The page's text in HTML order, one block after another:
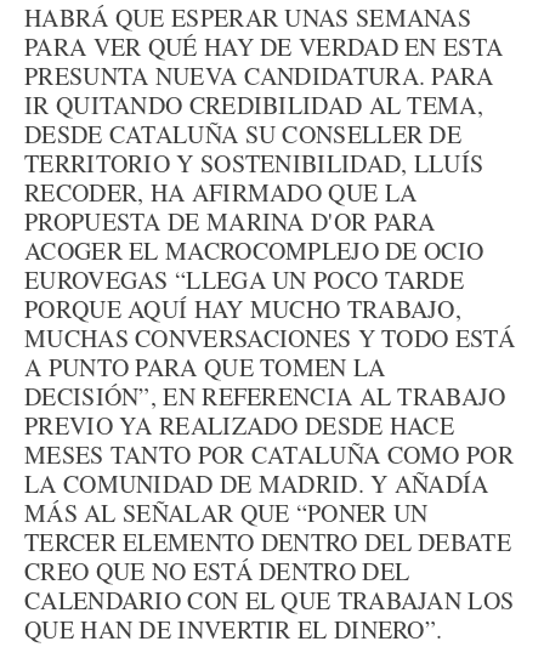
HABRÁ QUE ESPERAR UNAS SEMANAS
PARA VER QUÉ HAY DE VERDAD EN ESTA
PRESUNTA NUEVA CANDIDATURA. PARA
IR QUITANDO CREDIBILIDAD AL TEMA,
DESDE CATALUÑA SU CONSELLER DE
TERRITORIO Y SOSTENIBILIDAD, LLUÍS
RECODER, HA AFIRMADO QUE LA
PROPUESTA DE MARINA D'OR PARA
ACOGER EL MACROCOMPLEJO DE OCIO
EUROVEGAS “LLEGA UN POCO TARDE
PORQUE AQUÍ HAY MUCHO TRABAJO,
MUCHAS CONVERSACIONES Y TODO ESTÁ
A PUNTO PARA QUE TOMEN LA
DECISIÓN”, EN REFERENCIA AL TRABAJO
PREVIO YA REALIZADO DESDE HACE
MESES TANTO POR CATALUÑA COMO POR
LA COMUNIDAD DE MADRID. Y AÑADÍA
MÁS AL SEÑALAR QUE “PONER UN
TERCER ELEMENTO DENTRO DEL DEBATE
CREO QUE NO ESTÁ DENTRO DEL
CALENDARIO CON EL QUE TRABAJAN LOS
QUE HAN DE INVERTIR EL DINERO”.